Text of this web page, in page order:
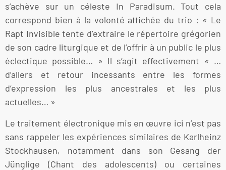
s’achève sur un céleste In Paradisum. Tout cela
correspond bien à la volonté affichée du trio : « Le
Rapt Invisible tente d’extraire le répertoire grégorien
de son cadre liturgique et de l’offrir à un public le plus
éclectique possible… » Il s’agit effectivement « …
d’allers et retour incessants entre les formes
d’expression les plus ancestrales et les plus
actuelles… »
Le traitement électronique mis en œuvre ici n’est pas
sans rappeler les expériences similaires de Karlheinz
Stockhausen, notamment dans son Gesang der
Jünglige (Chant des adolescents) ou certaines